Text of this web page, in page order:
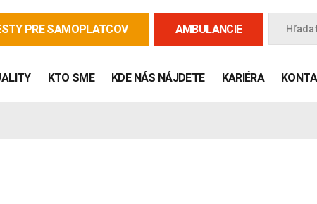
PRE SAMOPLATCOV AMBULANCIE
KTO SME KDE NÁS NÁJDETE KARIÉRA